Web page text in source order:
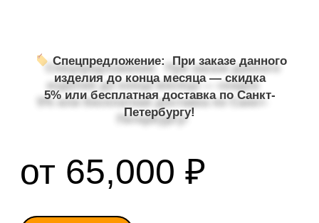
Спецпредложение: При заказе данного
изделия до конца месяца — скидка
5%или бесплатная доставкапо Санкт-
Петербургу!
65,000 ₽